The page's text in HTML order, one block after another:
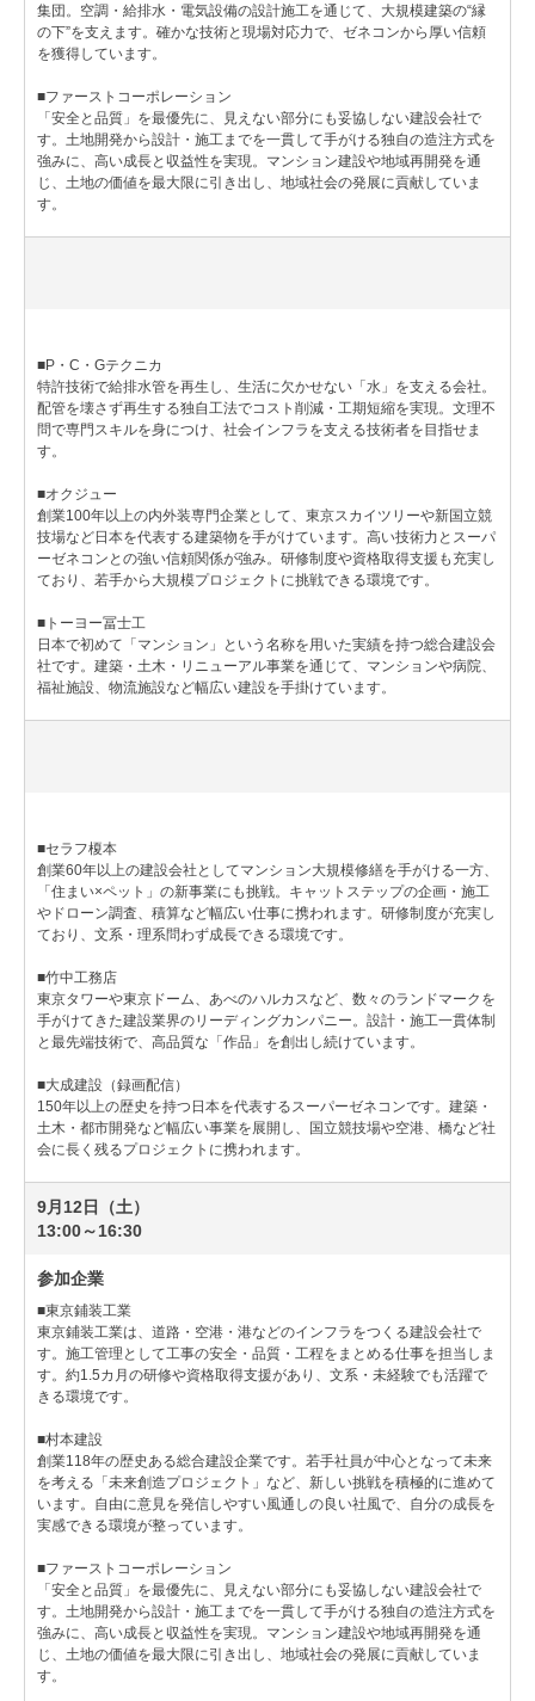
集団。空調・給排水・電気設備の設計施工を通じて、大規模建築の“縁
の下”を支えます。確かな技術と現場対応力で、ゼネコンから厚い信頼
を獲得しています。
■ファーストコーポレーション
「安全と品質」を最優先に、見えない部分にも妥協しない建設会社で
す。土地開発から設計・施工までを一貫して手がける独自の造注方式を
強みに、高い成長と収益性を実現。マンション建設や地域再開発を通
じ、土地の価値を最大限に引き出し、地域社会の発展に貢献していま
す。
■P・C・Gテクニカ
特許技術で給排水管を再生し、生活に欠かせない「水」を支える会社。
配管を壊さず再生する独自工法でコスト削減・工期短縮を実現。文理不
問で専門スキルを身につけ、社会インフラを支える技術者を目指せま
す。
■オクジュー
創業100年以上の内外装専門企業として、東京スカイツリーや新国立競
技場など日本を代表する建築物を手がけています。高い技術力とスーパ
ーゼネコンとの強い信頼関係が強み。研修制度や資格取得支援も充実し
ており、若手から大規模プロジェクトに挑戦できる環境です。
■トーヨー冨士工
日本で初めて「マンション」という名称を用いた実績を持つ総合建設会
社です。建築・土木・リニューアル事業を通じて、マンションや病院、
福祉施設、物流施設など幅広い建設を手掛けています。
■セラフ榎本
創業60年以上の建設会社としてマンション大規模修繕を手がける一方、
「住まい×ペット」の新事業にも挑戦。キャットステップの企画・施工
やドローン調査、積算など幅広い仕事に携われます。研修制度が充実し
ており、文系・理系問わず成長できる環境です。
■竹中工務店
東京タワーや東京ドーム、あべのハルカスなど、数々のランドマークを
手がけてきた建設業界のリーディングカンパニー。設計・施工一貫体制
と最先端技術で、高品質な「作品」を創出し続けています。
■大成建設（録画配信）
150年以上の歴史を持つ日本を代表するスーパーゼネコンです。建築・
土木・都市開発など幅広い事業を展開し、国立競技場や空港、橋など社
会に長く残るプロジェクトに携われます。
9月12日（土）
13:00～16:30
参加企業
■東京鋪装工業
東京鋪装工業は、道路・空港・港などのインフラをつくる建設会社で
す。施工管理として工事の安全・品質・工程をまとめる仕事を担当しま
す。約1.5カ月の研修や資格取得支援があり、文系・未経験でも活躍で
きる環境です。
■村本建設
創業118年の歴史ある総合建設企業です。若手社員が中心となって未来
を考える「未来創造プロジェクト」など、新しい挑戦を積極的に進めて
います。自由に意見を発信しやすい風通しの良い社風で、自分の成長を
実感できる環境が整っています。
■ファーストコーポレーション
「安全と品質」を最優先に、見えない部分にも妥協しない建設会社で
す。土地開発から設計・施工までを一貫して手がける独自の造注方式を
強みに、高い成長と収益性を実現。マンション建設や地域再開発を通
じ、土地の価値を最大限に引き出し、地域社会の発展に貢献していま
す。